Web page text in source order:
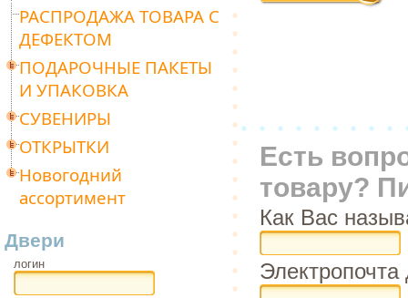
РАСПРОДАЖА ТОВАРА С
ДЕФЕКТОМ
ПОДАРОЧНЫЕ ПАКЕТЫ
И УПАКОВКА
СУВЕНИРЫ
ОТКРЫТКИ
Новогодний
ассортимент
Двери
логин
Есть
товару?
Как Вас